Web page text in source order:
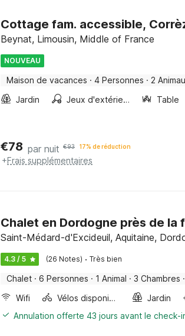
Cottage fam. accessible,
Beynat, Limousin, Middle of France
NOUVEAU
Maison de vacances · 4 Personnes · 2
Jardin
Jeux d'extérieur Table
€78 par nuit €93 17% de réduction
+Frais supplémentaires
Chalet en Dordogne près de la
Saint-Médard-d'Excideuil, Aquitaine,
4.3 / 5 (26 Notes) · Très bien
Chalet · 6 Personnes · 1 Animal · 3 Chambres ·
Wifi
Vélos disponibles Jardin
Annulation offerte 43 jours avant le check-